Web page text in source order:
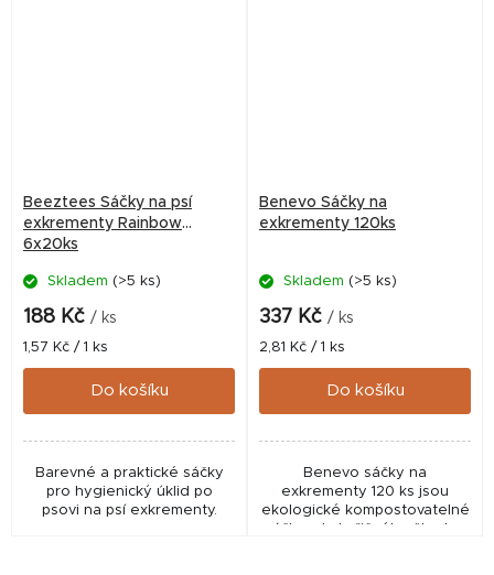
Beeztees Sáčky na psí
exkrementy Rainbow
6x20ks
Skladem (>5 ks)
188 Kč / ks
Měrná
cena:
1,57 Kč / 1 ks
Do košíku
Barevné a praktické sáčky
pro hygienický úklid po
psovi na psí exkrementy.
Benevo Sáčky na
exkrementy 120ks
Skladem (>5 ks)
337 Kč / ks
Měrná
cena:
2,81 Kč / 1 ks
Do košíku
Benevo sáčky na
exkrementy 120 ks jsou
ekologické kompostovatelné
sáčky z kukuřičného škrobu.